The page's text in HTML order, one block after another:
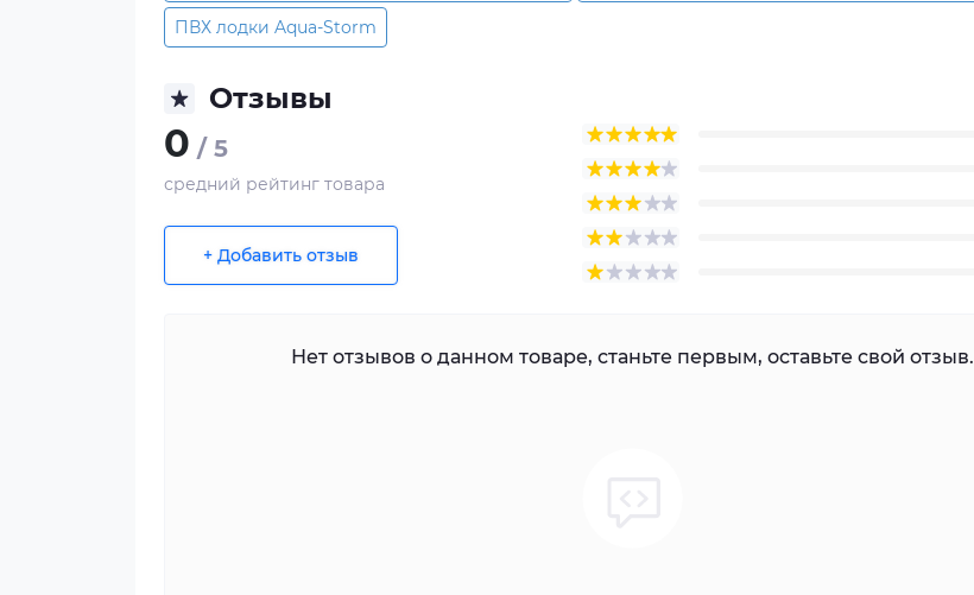
ПВХ лодки Aqua-Storm
Отзывы
0 / 5
средний рейтинг товара
+ Добавить отзыв
Нет отзывов о данном товаре, станьте первым, оставьте свой отзыв.